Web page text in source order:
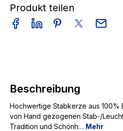
Produkt teilen
Beschreibung
Hochwertige Stabkerze aus 100%
von Hand gezogenen Stab-/
Tradition und Schönh… Mehr